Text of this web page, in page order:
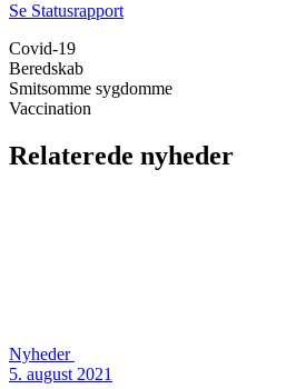
Se Statusrapport
Covid-19
Beredskab
Smitsomme sygdomme
Vaccination
Relaterede nyheder
Nyheder
5. august 2021